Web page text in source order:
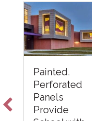
Painted,
Perforated
Panels
Provide